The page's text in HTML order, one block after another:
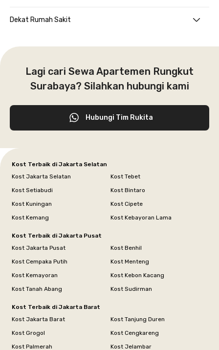
Dekat Rumah Sakit
Lagi cari Sewa Apartemen Rungkut
Surabaya? Silahkan hubungi kami
Hubungi Tim Rukita
Kost Terbaik di Jakarta Selatan
Kost Jakarta Selatan
Kost Tebet
Kost Setiabudi
Kost Bintaro
Kost Kuningan
Kost Cipete
Kost Kemang
Kost Kebayoran Lama
Kost Terbaik di Jakarta Pusat
Kost Jakarta Pusat
Kost Benhil
Kost Cempaka Putih
Kost Menteng
Kost Kemayoran
Kost Kebon Kacang
Kost Tanah Abang
Kost Sudirman
Kost Terbaik di Jakarta Barat
Kost Jakarta Barat
Kost Tanjung Duren
Kost Grogol
Kost Cengkareng
Kost Palmerah
Kost Jelambar